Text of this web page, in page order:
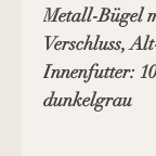
Metall-Bügel
Verschluss,
Innenfutter:
dunkelgrau